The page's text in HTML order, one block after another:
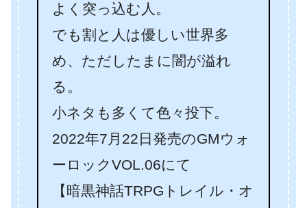
よく突っ込む人。
でも割と人は優しい世界多
め、ただしたまに闇が溢れ
る。
小ネタも多くて色々投下。
2022年7月22日発売のGMウォ
ーロックVOL.06にて
【暗黒神話TRPGトレイル・オ